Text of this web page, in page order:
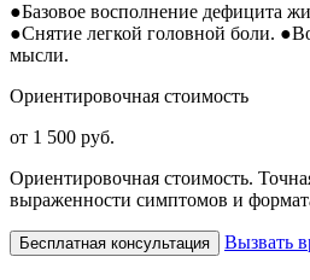
●Базовое восполнение дефицита
●Снятие легкой головной боли. ●
мысли.
Ориентировочная стоимость
от 1 500 руб.
Ориентировочная стоимость.
выраженности симптомов и
Бесплатная консультация Вызвать